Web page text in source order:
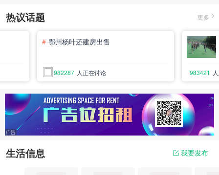
热议话题 更多
# 鄂州杨叶还建房出售
982287 人正在讨论 983421
生活信息 我要发布